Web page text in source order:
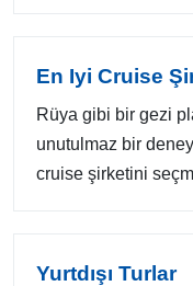
En Iyi Cruise
Rüya gibi bir gezi
unutulmaz bir
cruise şirketini
Yurtdışı Turlar